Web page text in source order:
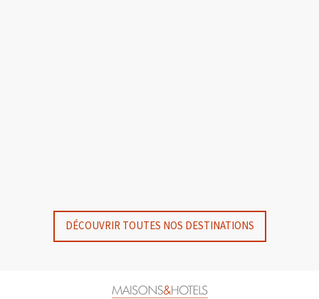
DÉCOUVRIR TOUTES NOS DESTINATIONS